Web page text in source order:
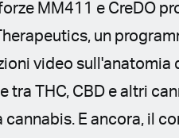
MM411 e CreDO
un
video
tra THC, CBD e altri
E ancora, il